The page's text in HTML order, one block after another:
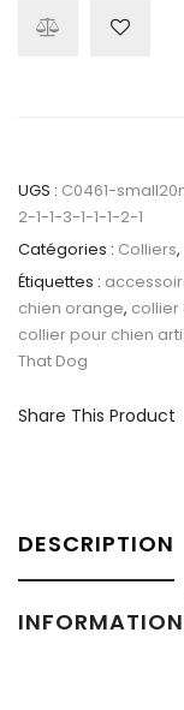
UGS : C0461-
2-1-1-3-1-1-1-2-1
Catégories : Colliers,
Étiquettes :
chien orange, collier
collier pour chien
That Dog
Share This Product
DESCRIPTION